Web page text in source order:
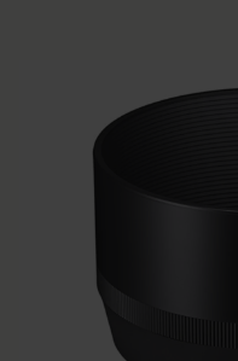
LENS HOOD LH828-02
• Lens Hood compatible
• Blocks stray light from
• Protects the lens from
• Spare or Replacement